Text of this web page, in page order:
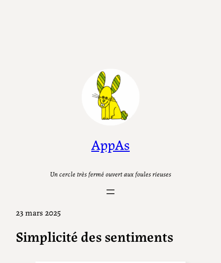
AppAs
Un cercle très fermé ouvert aux foules rieuses
23 mars 2025
Simplicité des sentiments